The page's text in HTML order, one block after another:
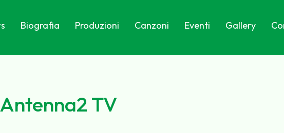
Biografia Produzioni Canzoni Eventi Gallery
TV